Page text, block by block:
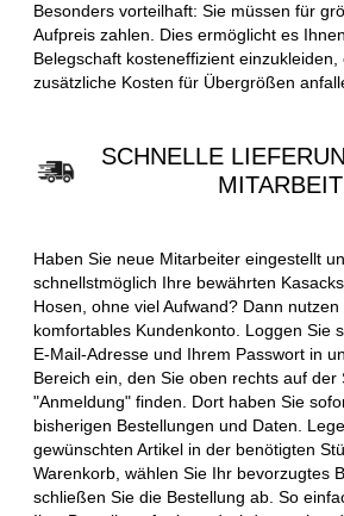
Besonders vorteilhaft: Sie müssen für
Aufpreis zahlen. Dies ermöglicht es
Belegschaft kosteneffizient einzukleiden,
zusätzliche Kosten für Übergrößen
SCHNELLE
Haben Sie neue Mitarbeiter eingestellt
schnellstmöglich Ihre bewährten
Hosen, ohne viel Aufwand? Dann
komfortables Kundenkonto. Loggen Sie
E-Mail-Adresse und Ihrem Passwort in
Bereich ein, den Sie oben rechts auf der
"Anmeldung" finden. Dort haben Sie
bisherigen Bestellungen und Daten.
gewünschten Artikel in der benötigten
Warenkorb, wählen Sie Ihr bevorzugtes
schließen Sie die Bestellung ab. So